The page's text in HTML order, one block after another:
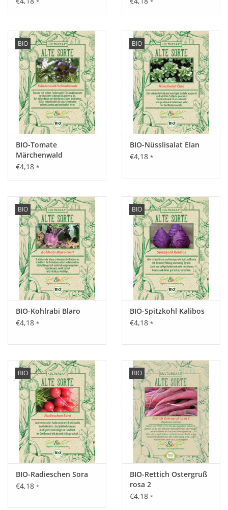
März - Mai drinnen vorziehen, ab Mai auspflanzen.
Keimung:
Keimung ab 18°C nach ca. 8 – 10 Tagen, optimal 20 – 22°C.
Wenn das Keimblatt sichtbar ist, in kleine Töpfe pikieren und
bei ca. 16 – 20°C weiterkultivieren.
Kultur:
Rankhilfe zur Verfügung stellen, Höhe 150 - 200 cm, gedeckter
Anbau empfohlen.
Saattiefe: 1 cm.
Standort:
Sonnig, humoser, nährstoffreicher, tiefgründiger Boden.
Ernte / Blüte:
Verwendung:
Zum Rohverzehr, zum Garnieren, für Salate und Soßen, die
dünne Haut lässt sich sehr gut zum Kochen abziehen.
Tipp:
Regelmäßig ausgeizen und hochbinden.
Inhalt:
BIO
BIO-Tomate
Märchenwald
€4,18 *
BIO
BIO-Nüsslisalat Elan
€4,18 *
BIO
BIO-Kohlrabi Blaro
€4,18 *
BIO
BIO-Spitzkohl Kalibos
€4,18 *
BIO
BIO-Radieschen Sora
€4,18 *
BIO
BIO-Rettich Ostergruß
rosa 2
€4,18 *